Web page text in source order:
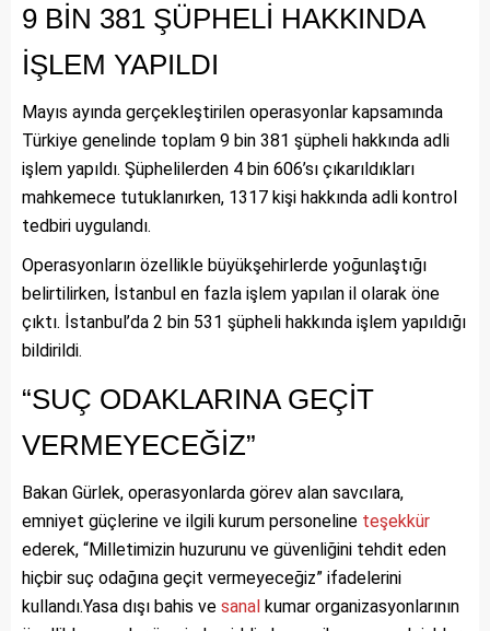
9 BİN 381 ŞÜPHELİ HAKKINDA
İŞLEM YAPILDI
Mayıs ayında gerçekleştirilen operasyonlar kapsamında
Türkiye genelinde toplam 9 bin 381 şüpheli hakkında adli
işlem yapıldı. Şüphelilerden 4 bin 606’sı çıkarıldıkları
mahkemece tutuklanırken, 1317 kişi hakkında adli kontrol
tedbiri uygulandı.
Operasyonların özellikle büyükşehirlerde yoğunlaştığı
belirtilirken, İstanbul en fazla işlem yapılan il olarak öne
çıktı. İstanbul’da 2 bin 531 şüpheli hakkında işlem yapıldığı
bildirildi.
“SUÇ ODAKLARINA GEÇİT
VERMEYECEĞİZ”
Bakan Gürlek, operasyonlarda görev alan savcılara,
emniyet güçlerine ve ilgili kurum personeline teşekkür
ederek, “Milletimizin huzurunu ve güvenliğini tehdit eden
hiçbir suç odağına geçit vermeyeceğiz” ifadelerini
kullandı.Yasa dışı bahis ve sanal kumar organizasyonlarının